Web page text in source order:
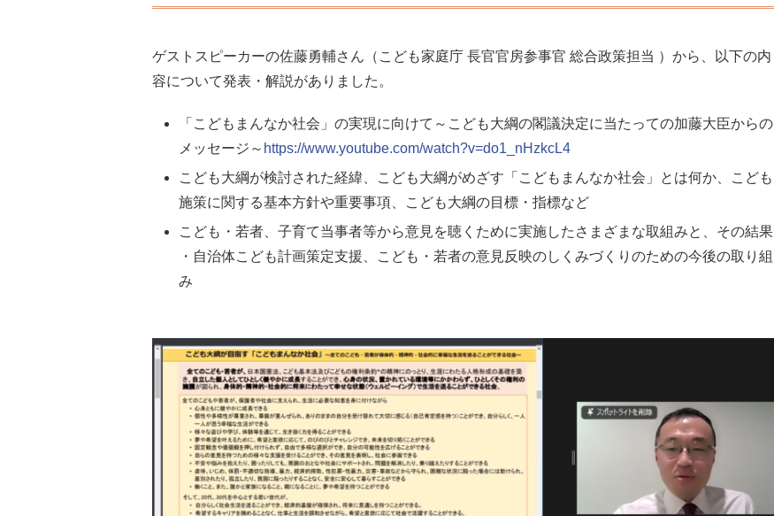
ゲストスピーカーの佐藤勇輔さん（こども家庭庁 長官官房参事官 総合政策担当 ）から、以下の内
容について発表・解説がありました。
「こどもまんなか社会」の実現に向けて～こども大綱の閣議決定に当たっての加藤大臣からの
メッセージ～ https://www.youtube.com/watch?v=do1_nHzkcL4
こども大綱が検討された経緯、こども大綱がめざす「こどもまんなか社会」とは何か、こども
施策に関する基本方針や重要事項、こども大綱の目標・指標など
こども・若者、子育て当事者等から意見を聴くために実施したさまざまな取組みと、その結果
・自治体こども計画策定支援、こども・若者の意見反映のしくみづくりのための今後の取り組
み